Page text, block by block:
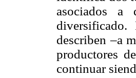
asociados a
diversificado.
describen –a
productores
continuar